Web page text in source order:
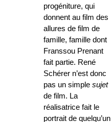
progéniture, qui
donnent au film des
allures de film de
famille, famille dont
Franssou Prenant
fait partie. René
Schérer n’est donc
pas un simple sujet
de film. La
réalisatrice fait le
portrait de quelqu’un